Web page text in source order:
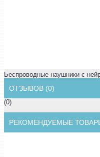
Беспроводные наушники с
ОТЗЫВОВ (0)
(0)
РЕКОМЕНДУЕМЫЕ